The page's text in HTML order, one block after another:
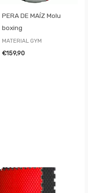
PERA DE MAÍZ Molu
boxing
MATERIAL GYM
€159,90